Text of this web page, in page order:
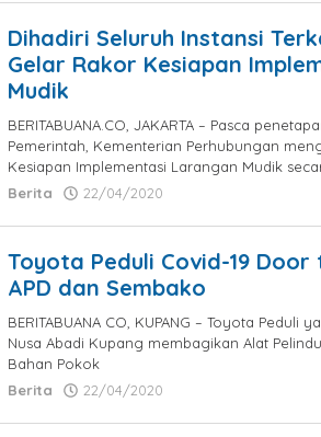
Dihadiri Seluruh Instansi
Gelar Rakor Kesiapan
Mudik
BERITABUANA.CO, JAKARTA – Pasca
Pemerintah, Kementerian Perhubungan
Kesiapan Implementasi Larangan Mudik
Berita
22/04/2020
Toyota Peduli Covid-19
APD dan Sembako
BERITABUANA CO, KUPANG – Toyota Peduli
Nusa Abadi Kupang membagikan Alat
Bahan Pokok
Berita
22/04/2020